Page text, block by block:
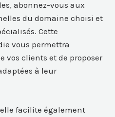
abonnez-vous aux
du domaine choisi et
Cette
vous permettra
vos clients et de proposer
à leur
facilite également